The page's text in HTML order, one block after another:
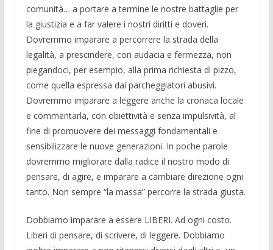
comunità… a portare a termine le nostre battaglie per
la giustizia e a far valere i nostri diritti e doveri.
Dovremmo imparare a percorrere la strada della
legalità, a prescindere, con audacia e fermezza, non
piegandoci, per esempio, alla prima richiesta di pizzo,
come quella espressa dai parcheggiatori abusivi.
Dovremmo imparare a leggere anche la cronaca locale
e commentarla, con obiettività e senza impulsività, al
fine di promuovere dei messaggi fondamentali e
sensibilizzare le nuove generazioni. In poche parole
dovremmo migliorare dalla radice il nostro modo di
pensare, di agire, e imparare a cambiare direzione ogni
tanto. Non sempre “la massa” percorre la strada giusta.
Dobbiamo imparare a essere LIBERI. Ad ogni costo.
Liberi di pensare, di scrivere, di leggere. Dobbiamo